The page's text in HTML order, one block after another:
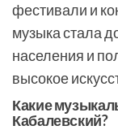
фестивали и
музыка стала
населения и
высокое
Какие
Кабалевский?